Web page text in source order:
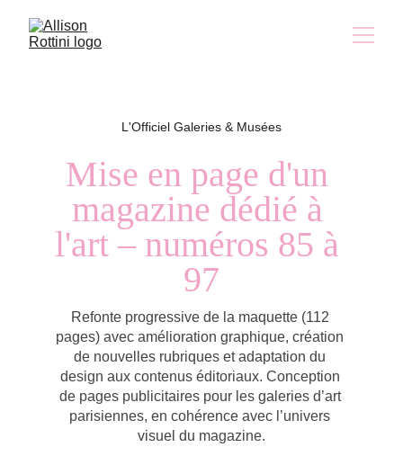
Refonte progressive de la maquette (112
pages) avec amélioration graphique, création
de nouvelles rubriques et adaptation du
design aux contenus éditoriaux. Conception
de pages publicitaires pour les galeries d’art
parisiennes, en cohérence avec l’univers
visuel du magazine.
L'Officiel Galeries & Musées
Mise en page d'un
magazine dédié à
l'art – numéros 85 à
97